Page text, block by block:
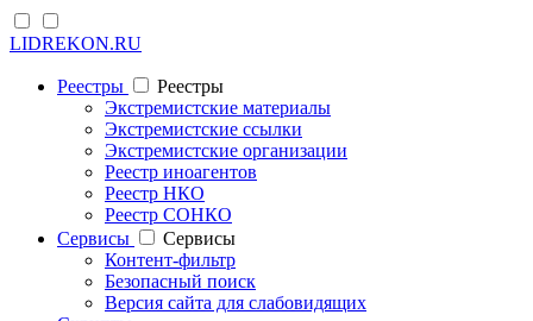
LIDREKON.RU
Реестры
Реестры
Экстремистские материалы
Экстремистские ссылки
Экстремистские организации
Реестр иноагентов
Реестр НКО
Реестр СОНКО
Cервисы
Cервисы
Контент-фильтр
Безопасный поиск
Версия сайта для слабовидящих